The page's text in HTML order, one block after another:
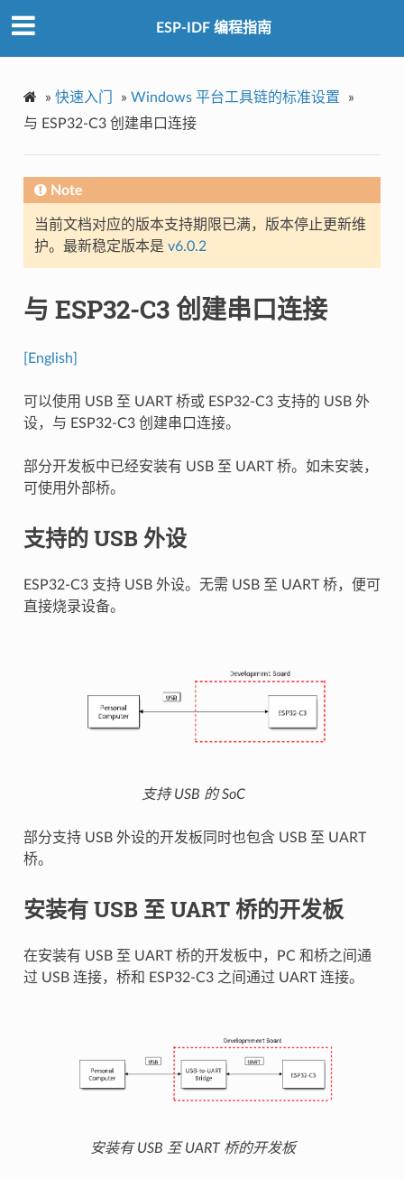
ESP-IDF 编程指南
» 快速入门 » Windows 平台工具链的标准设置
»
与 ESP32-C3 创建串口连接
Note
当前文档对应的版本支持期限已满，版本停止更新维
护。最新稳定版本是 v6.0.2
与 ESP32-C3 创建串口连接
[English]
可以使用 USB 至 UART 桥或 ESP32-C3 支持的 USB 外
设，与 ESP32-C3 创建串口连接。
部分开发板中已经安装有 USB 至 UART 桥。如未安装，
可使用外部桥。
支持的 USB 外设
ESP32-C3 支持 USB 外设。无需 USB 至 UART 桥，便可
直接烧录设备。
支持 USB 的 SoC
部分支持 USB 外设的开发板同时也包含 USB 至 UART
桥。
安装有 USB 至 UART 桥的开发板
在安装有 USB 至 UART 桥的开发板中，PC 和桥之间通
过 USB 连接，桥和 ESP32-C3 之间通过 UART 连接。
安装有 USB 至 UART 桥的开发板